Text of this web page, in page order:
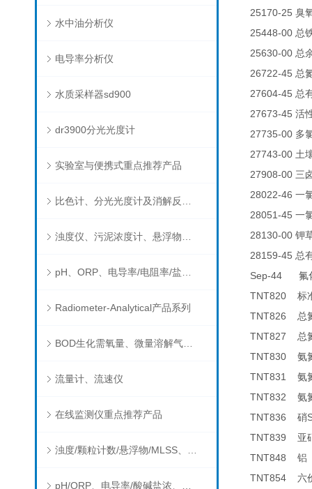
水中油分析仪
电导率分析仪
水质采样器sd900
dr3900分光光度计
实验室与便携式重点推荐产品
Radiometer-Analytical产品系列
BOD生化需氧量、微量溶解气体和现场水质测试组件以及其他分析仪
流量计、流速仪
在线监测仪重点推荐产品
25170-25 臭
25448-00 总
25630-00 总
26722-45 总
27604-45 总
27673-45 活
27735-00 多
27743-00 土
27908-00 三
28022-46 一
28051-45 一
28130-00 钾
28159-45 总
Sep-44 氟
TNT820 标
TNT826 总
TNT827 总
TNT830 氨
TNT831 氨
TNT832 氨
TNT836 硝
TNT839 亚
TNT848 铝
TNT854 六